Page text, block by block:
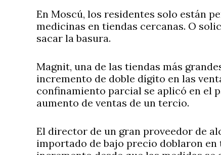
En Moscú, los residentes solo están
medicinas en tiendas cercanas. O
sacar la basura.
Magnit, una de las tiendas más
incremento de doble dígito en las
confinamiento parcial se aplicó en el
aumento de ventas de un tercio.
El director de un gran proveedor de
importado de bajo precio doblaron en